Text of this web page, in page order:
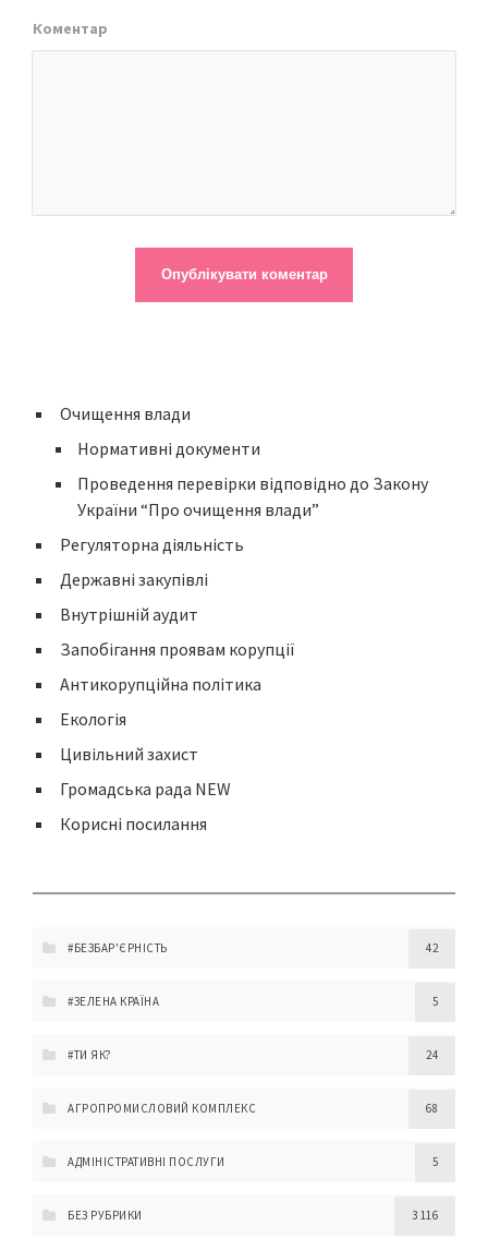
Коментар
Очищення влади
Нормативні документи
Проведення перевірки відповідно до Закону
України “Про очищення влади”
Регуляторна діяльність
Державні закупівлі
Внутрішній аудит
Запобігання проявам корупції
Антикорупційна політика
Екологія
Цивільний захист
Громадська рада NEW
Корисні посилання
#БЕЗБАР'ЄРНІСТЬ 42
#ЗЕЛЕНА КРАЇНА 5
#ТИ ЯК? 24
АГРОПРОМИСЛОВИЙ КОМПЛЕКС 68
АДМІНІСТРАТИВНІ ПОСЛУГИ 5
БЕЗ РУБРИКИ 3 116